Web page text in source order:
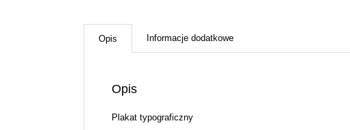
Opis Informacje dodatkowe
Opis
Plakat typograficzny